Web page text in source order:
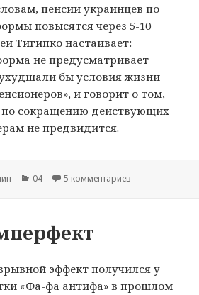
пенсии украинцев по
повысятся через 5-10
Тигипко настаивает:
не предусматривает
бы условия жизни
и говорит о том,
по сокращению действующих
не предвидится.
Рубрики
04 5 комментариев
эффект получился у
«Фа-фа антифа» в прошлом